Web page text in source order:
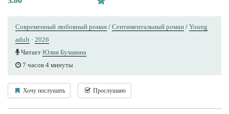
Современный любовный роман / Сентиментальный роман / Young
adult · 2026
Читает Юлия Булавина
7 часов 4 минуты
Хочу послушать Прослушано